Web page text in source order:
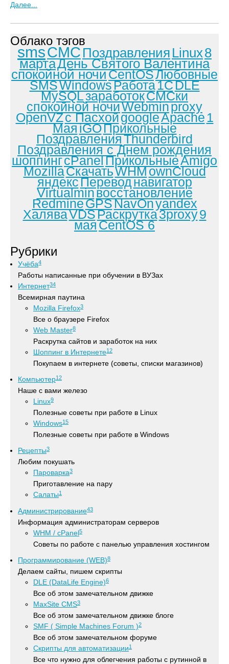
Далее...
Облако тэгов
smsСМС Поздравления Linux8
мартаДень Святого Валентина
спокойной ночиCentOSЛюбовные
SMSWindowsРабота1СDLE
MySQLзаработокСМСки
спокойной ночиWebminproxy
OpenVZс ПасхойgoogleApache 1
МаяiGOПрикольные
ПоздравленияThunderbird
Поздравления с Днем рождения
шоппингcPanelПрикольныеAmigo
MozillaСкачатьWHMownCloud
яндексПереводнавигатор
Virtualminвосстановление
RedmineGPSNavOnyandex
ХаляваVDSРаскрутка3proxy9
маяCentOS 6
Рубрики
Учёба4
Работы написанные при обучении в ВУЗах
Интернет34
Всемирная паутина
Mozilla Firefox3
Все о браузере Firefox
Web Master8
Раскрутка сайтов и заработок на них
Шоппинг в Интернете12
Покупаем в интернете (советы, списки магазинов)
Компьютер12
Наше с вами железо
Linux9
Полезные советы при работе в Linux
Windows15
Полезные советы при работе в Windows
Рецепты3
Любим покушать
Пароварка3
Приготавление на пару
Салаты1
Администрирование43
Информация администраторам серверов
WHM / cPanel5
Советы по работе с панелью управления хостингом
Программирование (WEB)8
Делаем сайты, пишем скрипты
DLE (DataLife Engine)6
Все об этом замечательном движке
MaxSite CMS3
Все об этом замечательном движке блоге
SMF ( Simple Machines Forum )2
Все об этом замечательном форуме
Скрипты для автоматизации1
Все что нужно для облегчения работы с рутинной в